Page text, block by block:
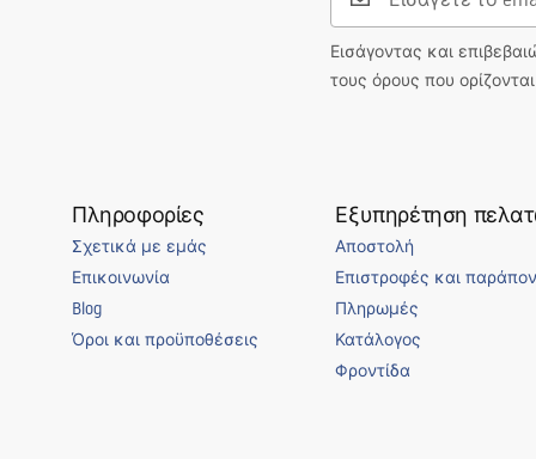
Εισάγοντας και
τους όρους που
Πληροφορίες
Σχετικά με εμάς
Επικοινωνία
Blog
Όροι και προϋποθέσεις
Εξυπηρέτηση
Αποστολή
Επιστροφές και
Πληρωμές
Κατάλογος
Φροντίδα